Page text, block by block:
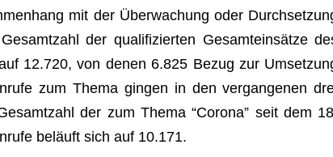
mit der Über­wa­chung oder
der qua­li­fi­zier­ten Gesamt­ein­sätze
12.720, von denen 6.825 Bezug zur
zum Thema gin­gen in den ver­gan­ge­nen
der zum Thema “Corona” seit dem
beläuft sich auf 10.171.